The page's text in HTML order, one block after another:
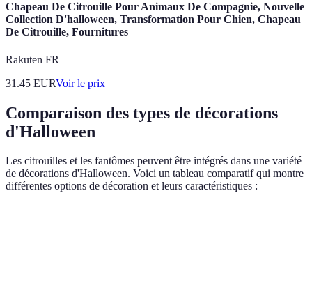
Chapeau De Citrouille Pour Animaux De Compagnie, Nouvelle
Collection D'halloween, Transformation Pour Chien, Chapeau
De Citrouille, Fournitures
Rakuten FR
31.45 EURVoir le prix
Comparaison des types de décorations
d'Halloween
Les citrouilles et les fantômes peuvent être intégrés dans une variété
de décorations d'Halloween. Voici un tableau comparatif qui montre
différentes options de décoration et leurs caractéristiques :